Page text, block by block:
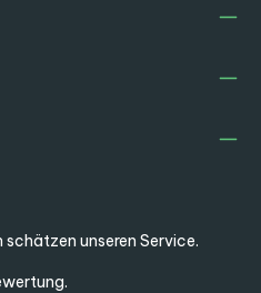
schätzen unseren Service.